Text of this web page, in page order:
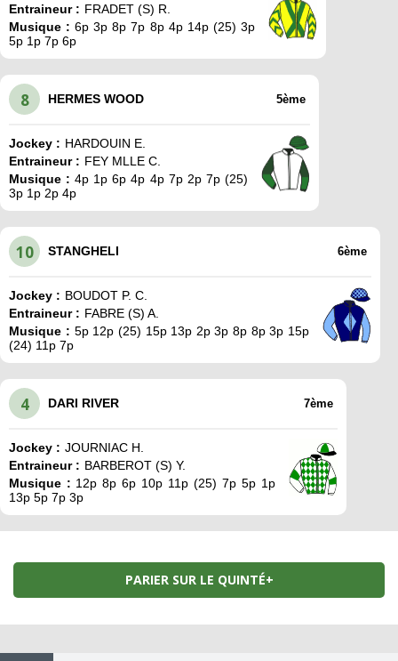
Entraineur : FRADET (S) R.
Musique : 6p 3p 8p 7p 8p 4p 14p (25) 3p
5p 1p 7p 6p
8 HERMES WOOD 5ème
Jockey : HARDOUIN E.
Entraineur : FEY MLLE C.
Musique : 4p 1p 6p 4p 4p 7p 2p 7p (25)
3p 1p 2p 4p
10 STANGHELI 6ème
Jockey : BOUDOT P. C.
Entraineur : FABRE (S) A.
Musique : 5p 12p (25) 15p 13p 2p 3p 8p 8p 3p 15p
(24) 11p 7p
4 DARI RIVER 7ème
Jockey : JOURNIAC H.
Entraineur : BARBEROT (S) Y.
Musique : 12p 8p 6p 10p 11p (25) 7p 5p 1p
13p 5p 7p 3p
PARIER SUR LE QUINTÉ+